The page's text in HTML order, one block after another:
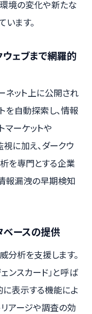
環境の変化や新たな
ます。
ェブまで網羅的
ネット上に公開され
を自動探索し、情報
マーケットや
に加え、ダークウ
を専門とする企業
報漏洩の早期検知
ベースの提供
分析を支援します。
ンスカード」と呼ば
表示する機能によ
リアージや調査の効